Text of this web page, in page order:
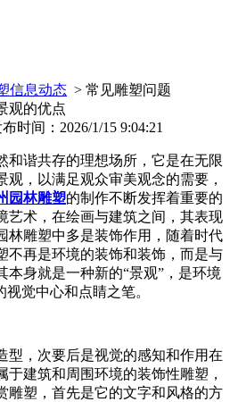
信息动态 > 常见雕塑问题
观的优点
时间：2026/1/15 9:04:21
和谐共存的理想场所，它是在无限
观，以满足观众审美观念的需要，
园林雕塑的制作不断发挥着重要的
艺术，在绘画与建筑之间，其表现
林雕塑中多是装饰作用，随着时代
不再是环境的装饰和装饰，而是与
本身就是一种新的“景观”，是环境
觉中心和点睛之笔。
型，次要后是视觉的感知和作用在
建筑和周围环境的装饰性雕塑，
雕塑，首先是它的文字和风格的方